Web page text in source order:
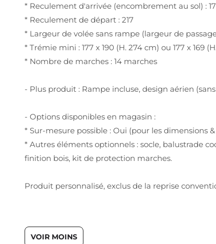
* Reculement d'arrivée (encombrement au sol) :
* Reculement de départ : 217
* Largeur de volée sans rampe (largeur de
* Trémie mini : 177 x 190 (H. 274 cm) ou 177 x 169
* Nombre de marches : 14 marches
- Plus produit : Rampe incluse, design aérien
- Options disponibles en magasin :
* Sur-mesure possible : Oui (pour les dimensions
* Autres éléments optionnels : socle, balustrade
finition bois, kit de protection marches.
Produit personnalisé, exclus de la reprise
VOIR MOINS